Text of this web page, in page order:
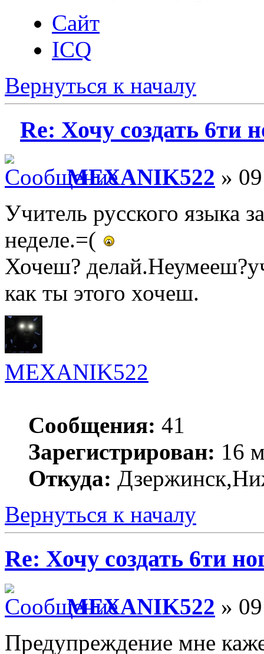
Сайт
ICQ
Вернуться к началу
Re: Хочу создать 6ти
MEXANIK522 »
Учитель русского языка
неделе.=(
Хочеш?
как ты этого хочеш.
MEXANIK522
Сообщения: 41
Зарегистрирован: 16
Откуда:
Вернуться к началу
Re: Хочу создать 6ти
MEXANIK522 »
Предупреждение мне